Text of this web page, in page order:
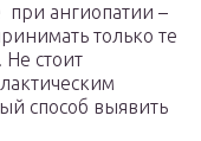
при ангиопатии –
только те
Не стоит
способ выявить